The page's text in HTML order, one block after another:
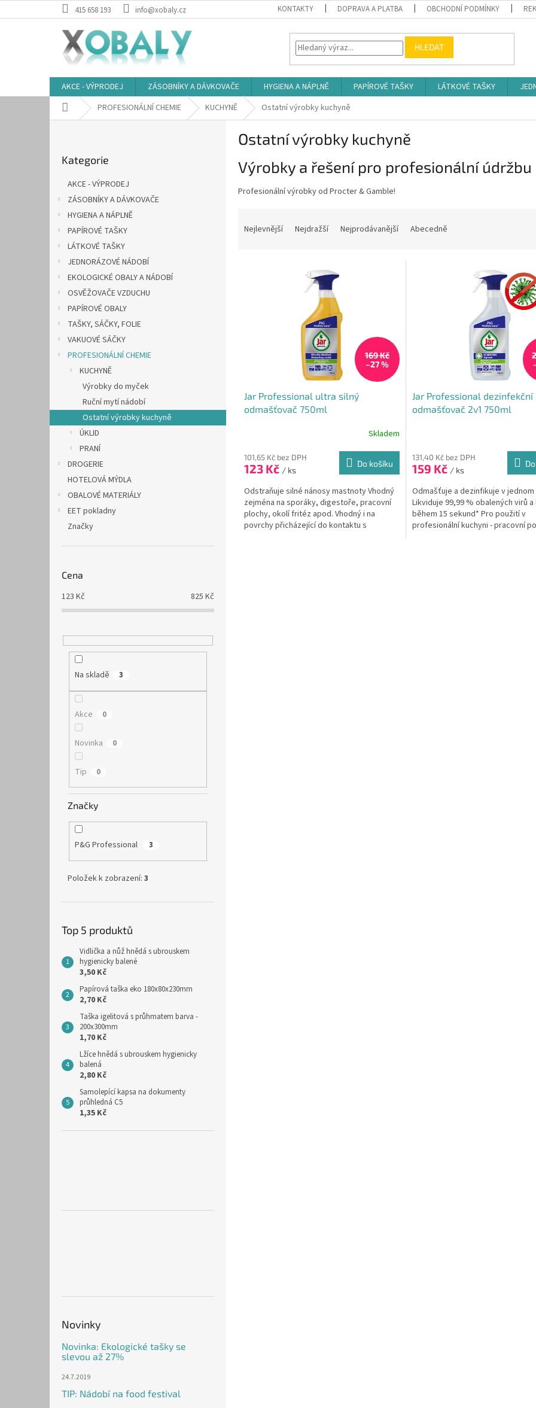
na
415 658 193 info@xobaly.cz KONTAKTY DOPRAVA A PLATBA OBCHODNÍ PODMÍNKY
HLEDAT
AKCE - VÝPRODEJ ZÁSOBNÍKY A DÁVKOVAČE HYGIENA A NÁPLNĚ PAPÍROVÉ TAŠKY LÁTKOVÉ TAŠKY
Domů PROFESIONÁLNÍ CHEMIE KUCHYNĚ Ostatní výrobky kuchyně
kategorie
Kategorie
AKCE - VÝPRODEJ
ZÁSOBNÍKY A DÁVKOVAČE
HYGIENA A NÁPLNĚ
PAPÍROVÉ TAŠKY
LÁTKOVÉ TAŠKY
JEDNORÁZOVÉ NÁDOBÍ
EKOLOGICKÉ OBALY A NÁDOBÍ
OSVĚŽOVAČE VZDUCHU
PAPÍROVÉ OBALY
TAŠKY, SÁČKY, FOLIE
VAKUOVÉ SÁČKY
PROFESIONÁLNÍ CHEMIE
KUCHYNĚ
Výrobky do myček
Ruční mytí nádobí
Ostatní výrobky kuchyně
ÚKLID
PRANÍ
DROGERIE
HOTELOVÁ MÝDLA
OBALOVÉ MATERIÁLY
EET pokladny
Značky
Cena
123 Kč 825 Kč
Na skladě 3
Akce 0
Novinka 0
Tip 0
Značky
P&G Professional 3
Položek k zobrazení: 3
Top 5 produktů
Vidlička a nůž hnědá s ubrouskem
hygienicky balené
3,50 Kč
Papírová taška eko 180x80x230mm
2,70 Kč
Taška igelitová s průhmatem barva -
200x300mm
1,70 Kč
Lžíce hnědá s ubrouskem hygienicky
balená
2,80 Kč
Samolepící kapsa na dokumenty
průhledná C5
1,35 Kč
Novinky
Novinka: Ekologické tašky se
slevou až 27%
24.7.2019
TIP: Nádobí na food festival
Ostatní výrobky kuchyně
Výrobky a řešení pro profesionální údržbu
Profesionální výrobky od Procter & Gamble!
Nejlevnější Nejdražší Nejprodávanější Abecedně
169 Kč
–27 %
Jar Professional ultra silný
odmašťovač 750ml
produktu
je
z
5
hvězdiček.
Skladem
101,65 Kč bez DPH
123 Kč / ks
Do košíku
Odstraňuje silné nánosy mastnoty Vhodný
zejména na sporáky, digestoře, pracovní
plochy, okolí fritéz apod. Vhodný i na
povrchy přicházející do kontaktu s
Jar Professional dezinfekční
odmašťovač 2v1 750ml
131,40 Kč bez DPH
159 Kč / ks
Odmašťuje a dezinfikuje v
Likviduje 99,99 % obalených virů
během 15 sekund* Pro použití v
profesionální kuchyni - pracovní